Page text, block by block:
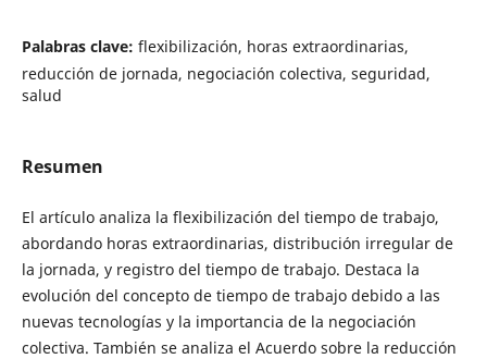
Palabras clave: flexibilización, horas extraordinarias,
reducción de jornada, negociación colectiva, seguridad,
salud
Resumen
El artículo analiza la flexibilización del tiempo de trabajo,
abordando horas extraordinarias, distribución irregular de
la jornada, y registro del tiempo de trabajo. Destaca la
evolución del concepto de tiempo de trabajo debido a las
nuevas tecnologías y la importancia de la negociación
colectiva. También se analiza el Acuerdo sobre la reducción